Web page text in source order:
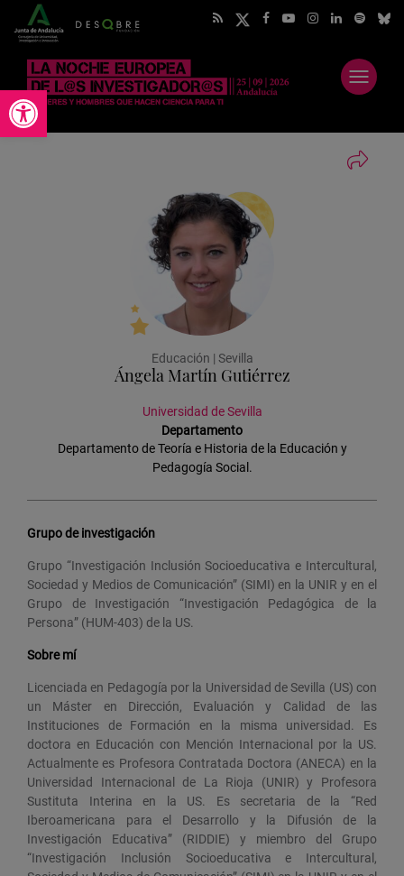
Abrir barra de herramientas
Abrir
menú
Educación | Sevilla
Ángela Martín Gutiérrez
Universidad de Sevilla
Departamento
Departamento de Teoría e Historia de la Educación y
Pedagogía Social.
Grupo de investigación
Grupo “Investigación Inclusión Socioeducativa e Intercultural,
Sociedad y Medios de Comunicación” (SIMI) en la UNIR y en el
Grupo de Investigación “Investigación Pedagógica de la
Persona” (HUM-403) de la US.
Sobre mí
Licenciada en Pedagogía por la Universidad de Sevilla (US) con
un Máster en Dirección, Evaluación y Calidad de las
Instituciones de Formación en la misma universidad. Es
doctora en Educación con Mención Internacional por la US.
Actualmente es Profesora Contratada Doctora (ANECA) en la
Universidad Internacional de La Rioja (UNIR) y Profesora
Sustituta Interina en la US. Es secretaria de la “Red
Iberoamericana para el Desarrollo y la Difusión de la
Investigación Educativa” (RIDDIE) y miembro del Grupo
“Investigación Inclusión Socioeducativa e Intercultural,